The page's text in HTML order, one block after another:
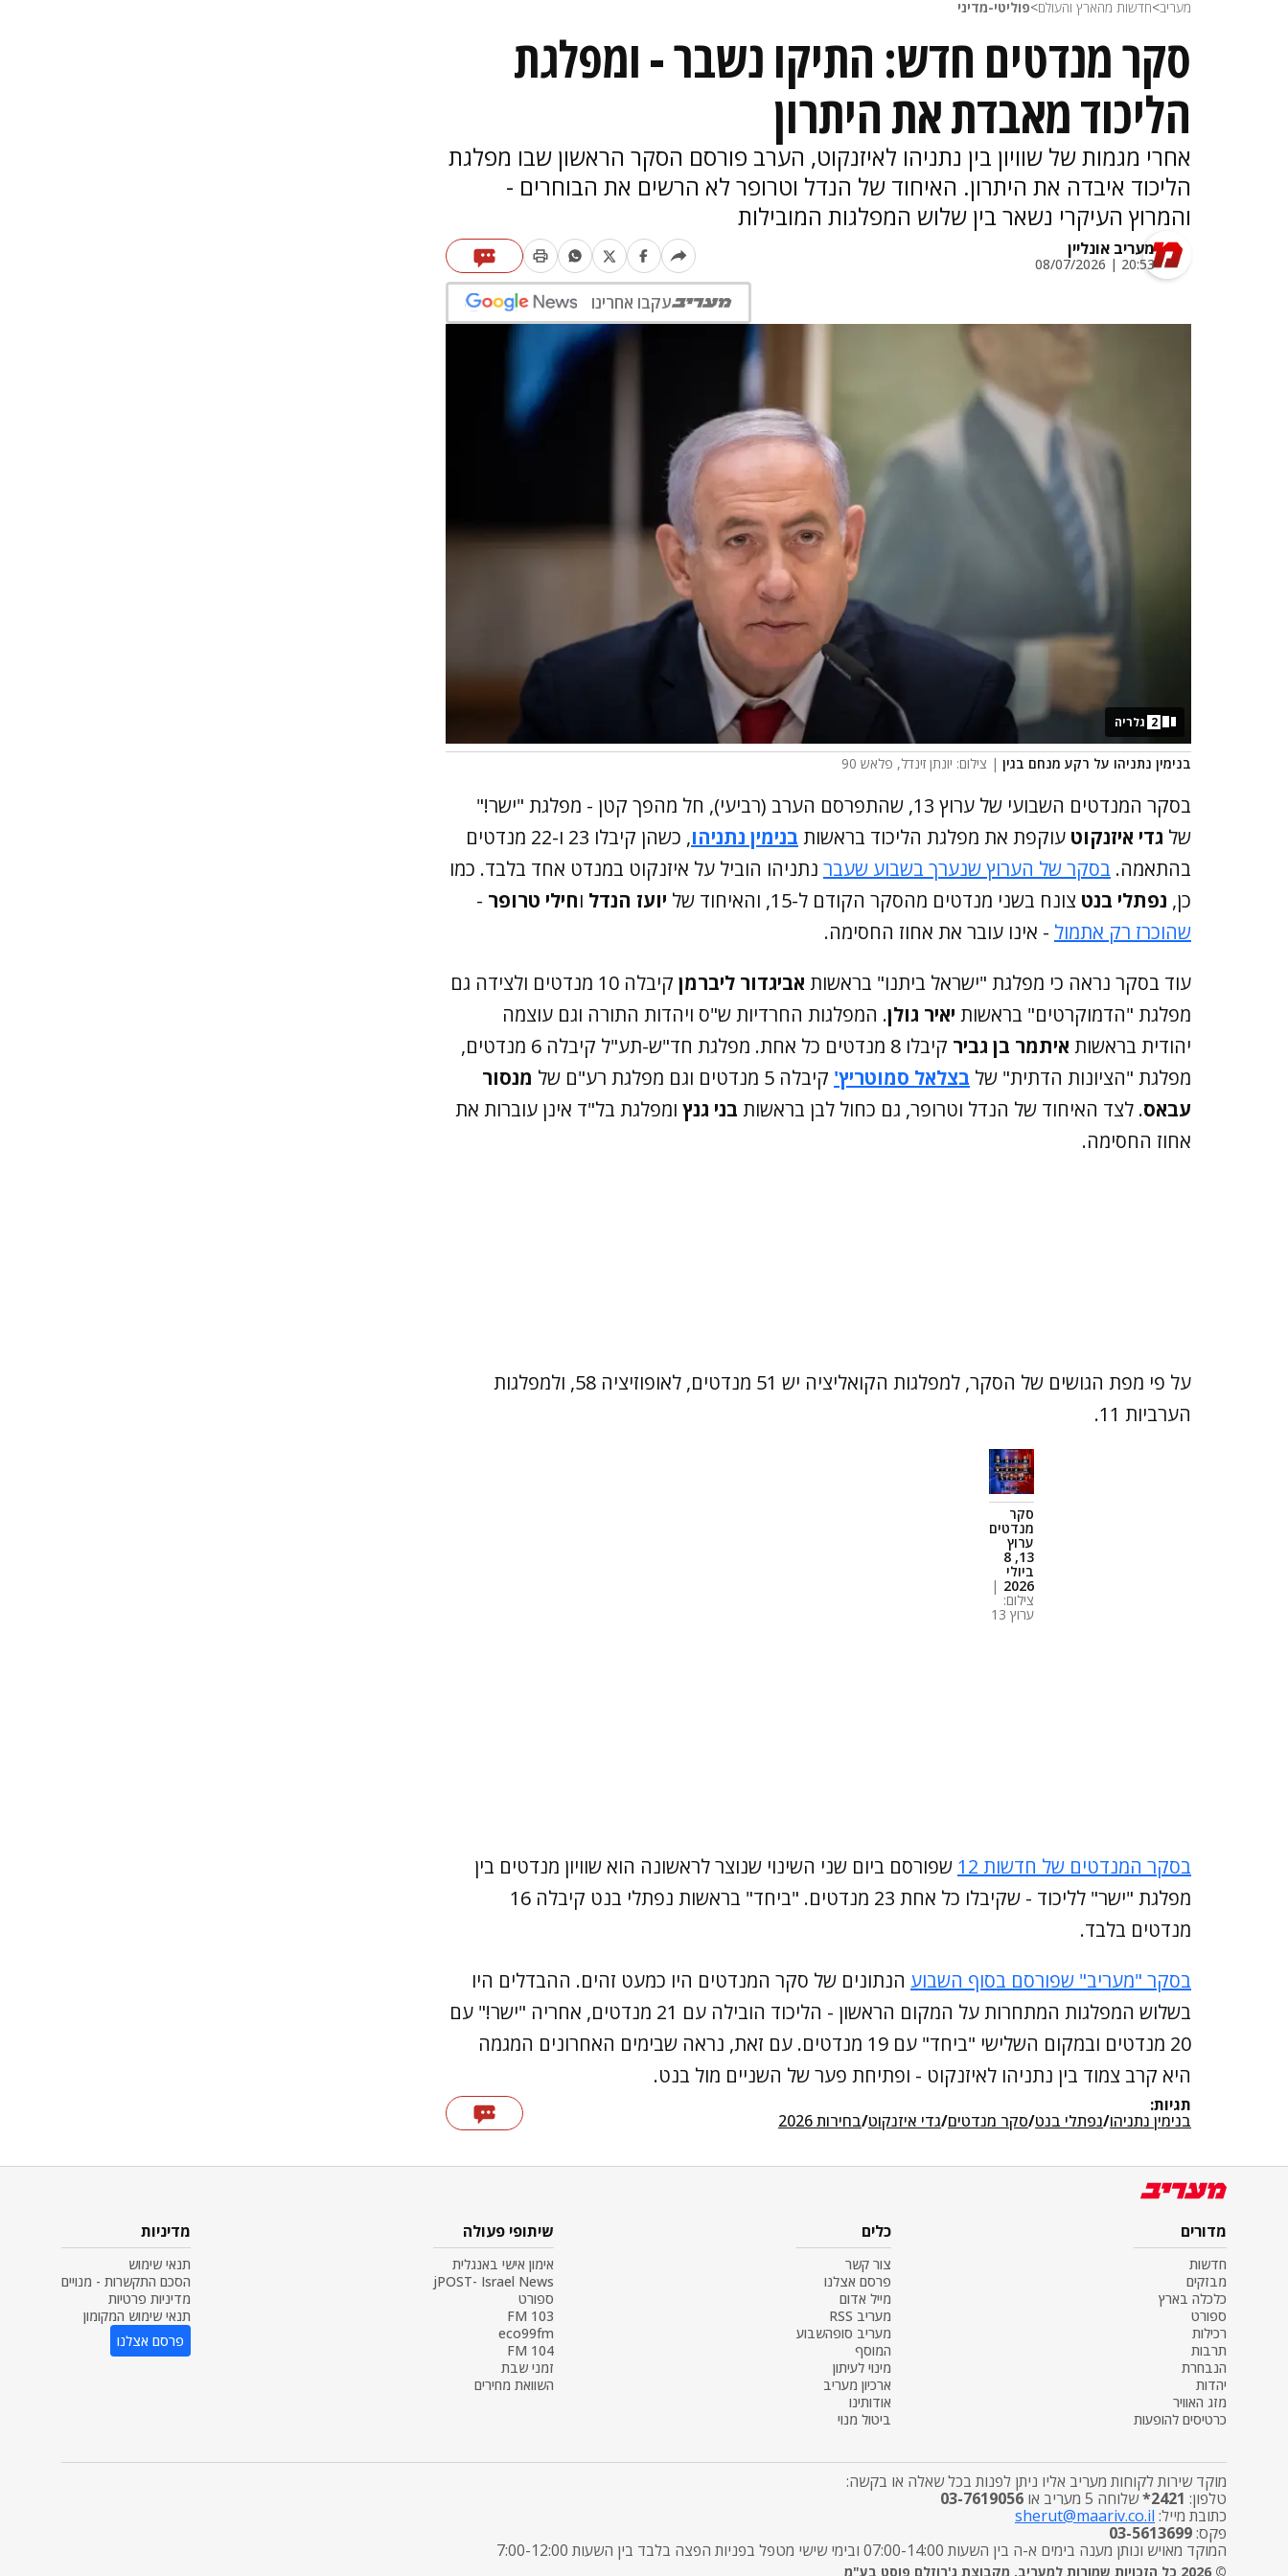
מעריב>חדשות מהארץ והעולם>פוליטי-מדיני
סקר מנדטים חדש: התיקו נשבר - ומפלגת
הליכוד מאבדת את היתרון
אחרי מגמות של שוויון בין נתניהו לאיזנקוט, הערב פורסם הסקר הראשון שבו מפלגת
הליכוד איבדה את היתרון. האיחוד של הנדל וטרופר לא הרשים את הבוחרים -
והמרוץ העיקרי נשאר בין שלוש המפלגות המובילות
מעריב אונליין
20:53 | 08/07/2026
עקבו אחרינו
בנימין נתניהו על רקע מנחם בגין | צילום: יונתן זינדל, פלאש 90
2 גלריה
בסקר המנדטים השבועי של ערוץ 13, שהתפרסם הערב (רביעי), חל מהפך קטן - מפלגת "ישר!"
של גדי איזנקוט עוקפת את מפלגת הליכוד בראשות בנימין נתניהו
, כשהן קיבלו 23 ו-22 מנדטים
בהתאמה. בסקר של הערוץ שנערך בשבוע שעבר נתניהו הוביל על איזנקוט במנדט אחד בלבד. כמו
כן, נפתלי בנט צונח בשני מנדטים מהסקר הקודם ל-15, והאיחוד של יועז הנדל וחילי טרופר -
שהוכרז רק אתמול - אינו עובר את אחוז החסימה.
עוד בסקר נראה כי מפלגת "ישראל ביתנו" בראשותאביגדור ליברמן
קיבלה 10 מנדטים ולצידה גם
מפלגת "הדמוקרטים" בראשות יאיר גולן. המפלגות החרדיות ש"ס ויהדות התורה וגם עוצמה
יהודית בראשותאיתמר בן גביר
קיבלו 8 מנדטים כל אחת. מפלגת חד"ש-תע"ל קיבלה 6 מנדטים,
מפלגת "הציונות הדתית" של בצלאל סמוטריץ' קיבלה 5 מנדטים וגם מפלגת רע"ם של
מנסור
עבאס. לצד האיחוד של הנדל וטרופר, גם כחול לבן בראשות בני גנץ ומפלגת בל"ד אינן עוברות את
אחוז החסימה.
על פי מפת הגושים של הסקר, למפלגות הקואליציה יש 51 מנדטים, לאופוזיציה 58, ולמפלגות
הערביות 11.
סקר
מנדטים
ערוץ
13, 8
ביולי
2026
|
צילום:
ערוץ 13
בסקר המנדטים של חדשות 12
שפורסם ביום שני השינוי שנוצר לראשונה הוא שוויון מנדטים בין
מפלגת "ישר" לליכוד - שקיבלו כל אחת 23 מנדטים. "ביחד" בראשות נפתלי בנט קיבלה 16
מנדטים בלבד.
בסקר "מעריב" שפורסם בסוף השבוע הנתונים של סקר המנדטים היו כמעט זהים. ההבדלים היו
בשלוש המפלגות המתחרות על המקום הראשון - הליכוד הובילה עם 21 מנדטים, אחריה "ישר!" עם
20 מנדטים ובמקום השלישי "ביחד" עם 19 מנדטים. עם זאת, נראה שבימים האחרונים המגמה
היא קרב צמוד בין נתניהו לאיזנקוט - ופתיחת פער של השניים מול בנט.
תגיות:
בנימין נתניהו/נפתלי בנט/סקר מנדטים/גדי איזנקוט/בחירות 2026
מדורים
חדשות
מבזקים
כלכלה בארץ
ספורט
רכילות
תרבות
הנבחרת
יהדות
מזג האוויר
כרטיסים להופעות
כלים
צור קשר
פרסם אצלנו
מייל אדום
מעריב RSS
מעריב סופהשבוע
המוסף
מינוי לעיתון
ארכיון מעריב
אודותינו
ביטול מנוי
שיתופי פעולה
אימון אישי באנגלית
jPOST- Israel News
ספורט
103 FM
eco99fm
104 FM
זמני שבת
השוואת מחירים
מדיניות
תנאי שימוש
הסכם התקשרות - מנויים
מדיניות פרטיות
תנאי שימוש המקומון
פרסם אצלנו
מוקד שירות לקוחות מעריב אליו ניתן לפנות בכל שאלה או בקשה:
טלפון: 2421* שלוחה 5 מעריב או
03-7619056
כתובת מייל: sherut@maariv.co.il
פקס:03-5613699
המוקד מאויש ונותן מענה בימים א-ה בין השעות 07:00-14:00 ובימי שישי מטפל בפניות הפצה בלבד בין השעות 7:00-12:00
© 2026 כל הזכויות שמורות למעריב, מקבוצת ג'רוזלם פוסט בע"מ